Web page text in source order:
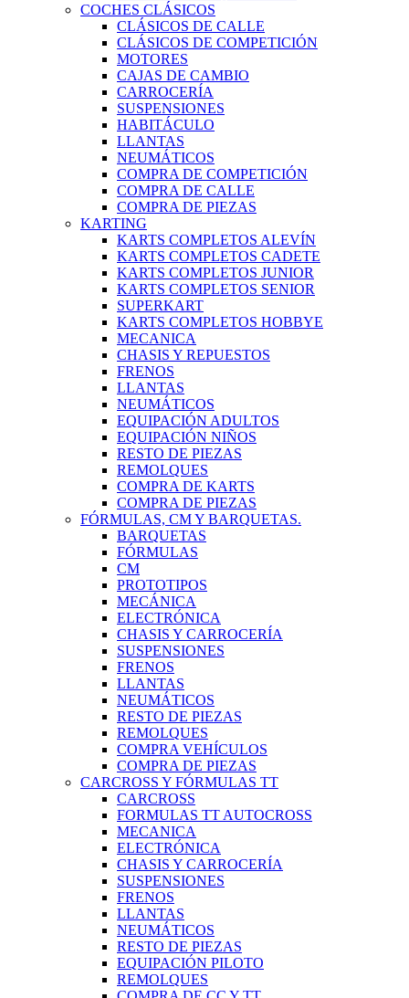
COCHES CLÁSICOS
CLÁSICOS DE CALLE
CLÁSICOS DE COMPETICIÓN
MOTORES
CAJAS DE CAMBIO
CARROCERÍA
SUSPENSIONES
HABITÁCULO
LLANTAS
NEUMÁTICOS
COMPRA DE COMPETICIÓN
COMPRA DE CALLE
COMPRA DE PIEZAS
KARTING
KARTS COMPLETOS ALEVÍN
KARTS COMPLETOS CADETE
KARTS COMPLETOS JUNIOR
KARTS COMPLETOS SENIOR
SUPERKART
KARTS COMPLETOS HOBBYE
MECANICA
CHASIS Y REPUESTOS
FRENOS
LLANTAS
NEUMÁTICOS
EQUIPACIÓN ADULTOS
EQUIPACIÓN NIÑOS
RESTO DE PIEZAS
REMOLQUES
COMPRA DE KARTS
COMPRA DE PIEZAS
FÓRMULAS, CM Y BARQUETAS.
BARQUETAS
FÓRMULAS
CM
PROTOTIPOS
MECÁNICA
ELECTRÓNICA
CHASIS Y CARROCERÍA
SUSPENSIONES
FRENOS
LLANTAS
NEUMÁTICOS
RESTO DE PIEZAS
REMOLQUES
COMPRA VEHÍCULOS
COMPRA DE PIEZAS
CARCROSS Y FÓRMULAS TT
CARCROSS
FORMULAS TT AUTOCROSS
MECANICA
ELECTRÓNICA
CHASIS Y CARROCERÍA
SUSPENSIONES
FRENOS
LLANTAS
NEUMÁTICOS
RESTO DE PIEZAS
EQUIPACIÓN PILOTO
REMOLQUES